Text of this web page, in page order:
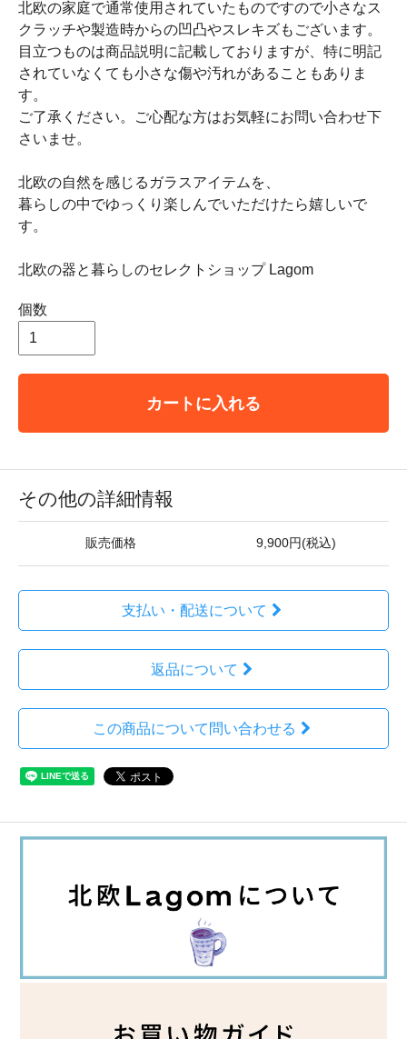
北欧の家庭で通常使用されていたものですので小さなス
クラッチや製造時からの凹凸やスレキズもございます。
目立つものは商品説明に記載しておりますが、特に明記
されていなくても小さな傷や汚れがあることもありま
す。
ご了承ください。ご心配な方はお気軽にお問い合わせ下
さいませ。
北欧の自然を感じるガラスアイテムを、
暮らしの中でゆっくり楽しんでいただけたら嬉しいで
す。
北欧の器と暮らしのセレクトショップ Lagom
個数
カートに入れる
その他の詳細情報
販売価格 9,900円(税込)
支払い・配送について
返品について
この商品について問い合わせる